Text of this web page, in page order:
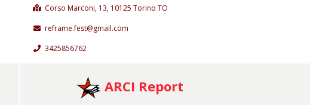
Corso Marconi, 13, 10125 Torino TO
reframe.fest@gmail.com
3425856762
ARCI Report